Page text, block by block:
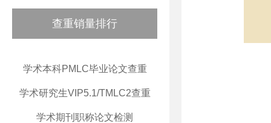
查重销量排行
学术本科PMLC毕业论文查重
学术研究生VIP5.1/TMLC2查重
学术期刊职称论文检测